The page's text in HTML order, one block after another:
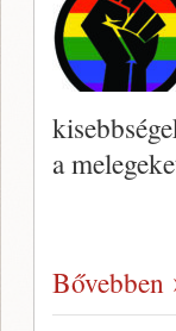
a
Bővebben